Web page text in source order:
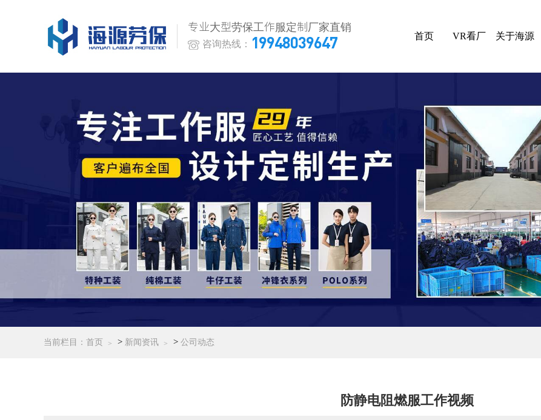
专业大型劳保工作服定制厂家直销
咨询热线： 19948039647
首页 VR看厂 关于海源
当前栏目： 首页 > 新闻资讯 > 公司动态
防静电阻燃服工作视频